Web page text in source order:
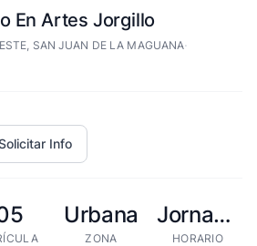
En Artes Jorgillo
SAN JUAN DE LA MAGUANA·
Info
Urbana
ZONA
Jornada extendida
HORARIO